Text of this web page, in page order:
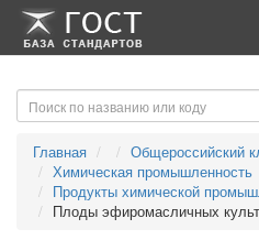
-->-->
Главная
Общероссийский
Химическая промышленность
Продукты химической
Плоды эфиромасличных